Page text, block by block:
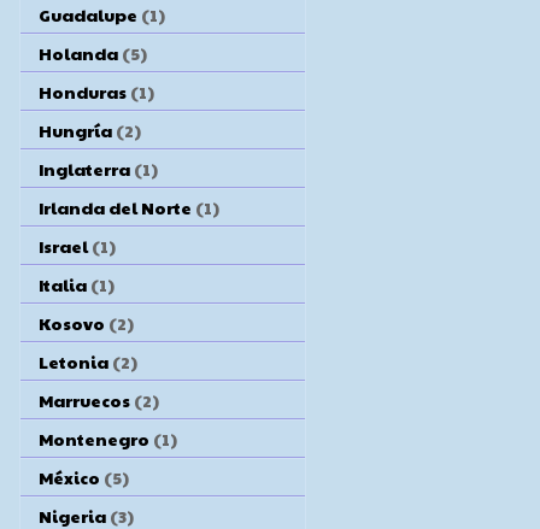
Guadalupe (1)
Holanda (5)
Honduras (1)
Hungría (2)
Inglaterra (1)
Irlanda del Norte (1)
Israel (1)
Italia (1)
Kosovo (2)
Letonia (2)
Marruecos (2)
Montenegro (1)
México (5)
Nigeria (3)